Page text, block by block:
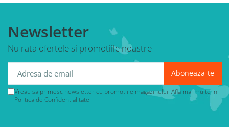
Newsletter
Nu rata ofertele si promotiile noastre
Vreau sa primesc newsletter cu promotiile magazinului. Afla mai multe in
Politica de Confidentialitate